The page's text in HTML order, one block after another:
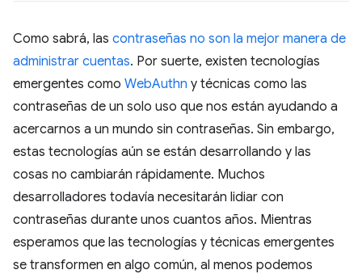
Como sabrá, las contraseñas no son la mejor manera de
administrar cuentas. Por suerte, existen tecnologías
emergentes como WebAuthn y técnicas como las
contraseñas de un solo uso que nos están ayudando a
acercarnos a un mundo sin contraseñas. Sin embargo,
estas tecnologías aún se están desarrollando y las
cosas no cambiarán rápidamente. Muchos
desarrolladores todavía necesitarán lidiar con
contraseñas durante unos cuantos años. Mientras
esperamos que las tecnologías y técnicas emergentes
se transformen en algo común, al menos podemos